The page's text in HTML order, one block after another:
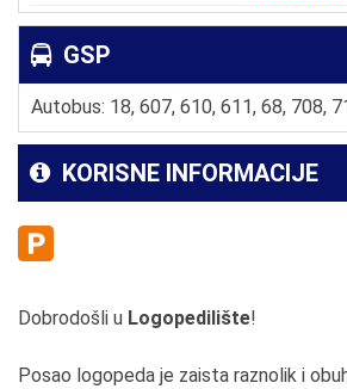
GSP
Autobus: 18, 607, 610, 611, 68, 708,
KORISNE INFORMACIJE
Dobrodošli u Logopedilište!
Posao logopeda je zaista raznolik i